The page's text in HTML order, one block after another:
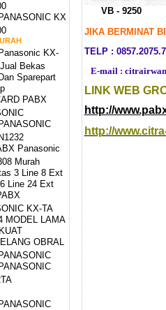
KX
KX-
Bekas
Sparepart
PABX
Panasonic
Murah
3 Line 8 Ext
Line 24 Ext
KX-TA
MODEL LAMA
OBRAL
VB - 9250
JIKA BERMINAT
TELP :
E-mail :
LINK WEB
http://
http://